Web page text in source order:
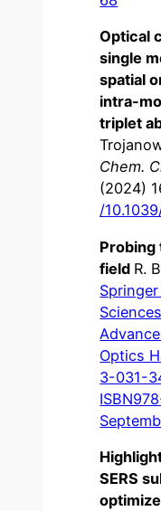
Optical
single
spatial
intra-
triplet
Chem.
(2024)
/
Probing
field R.
Optics
3-031-
SERS